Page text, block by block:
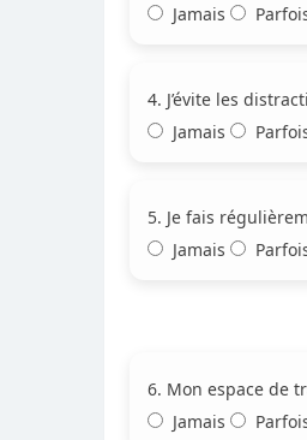
Jamais
4. J’évite les
Jamais
5. Je fais
Jamais
6. Mon espace de
Jamais